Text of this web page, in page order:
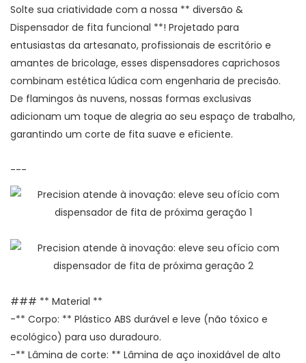
Solte sua criatividade com a nossa ** diversão &
Dispensador de fita funcional **! Projetado para
entusiastas da artesanato, profissionais de escritório e
amantes de bricolage, esses dispensadores caprichosos
combinam estética lúdica com engenharia de precisão.
De flamingos às nuvens, nossas formas exclusivas
adicionam um toque de alegria ao seu espaço de trabalho,
garantindo um corte de fita suave e eficiente.
---
### ** Material **
-** Corpo: ** Plástico ABS durável e leve (não tóxico e
ecológico) para uso duradouro.
-** Lâmina de corte: ** Lâmina de aço inoxidável de alto